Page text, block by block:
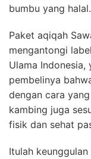
bumbu yang halal.
Paket aqiqah
mengantongi
Ulama Indonesia,
pembelinya
dengan cara
kambing juga
fisik dan sehat
Itulah